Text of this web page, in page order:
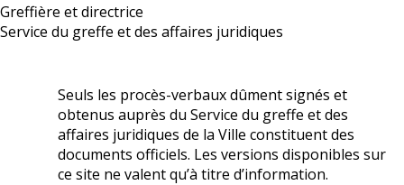
Greffière et directrice
Service du greffe et des affaires juridiques
Seuls les procès-verbaux dûment signés et
obtenus auprès du Service du greffe et des
affaires juridiques de la Ville constituent des
documents officiels. Les versions disponibles sur
ce site ne valent qu’à titre d’information.